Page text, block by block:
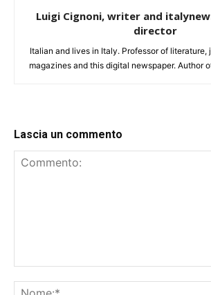
Luigi Cignoni, writer and
director
Italian and lives in Italy. Professor of literature,
magazines and this digital newspaper. Author
Lascia un commento